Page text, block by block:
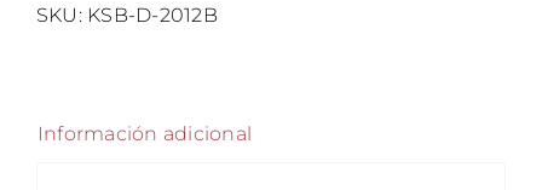
À
SKU: KSB-D-2012B
Información adicional